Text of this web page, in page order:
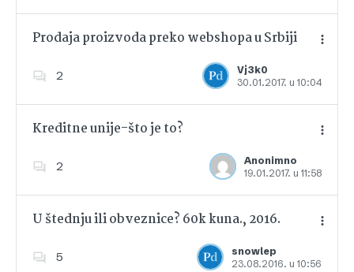
Prodaja proizvoda preko webshopa u Srbiji
2
Vj3k0
30.01.2017. u 10:04
Dodajte u favorite
Kreditne unije-što je to?
2
Anonimno
19.01.2017. u 11:58
Dodajte u favorite
U štednju ili obveznice? 60k kuna., 2016.
5
snowlep
23.08.2016. u 10:56
Dodajte u favorite